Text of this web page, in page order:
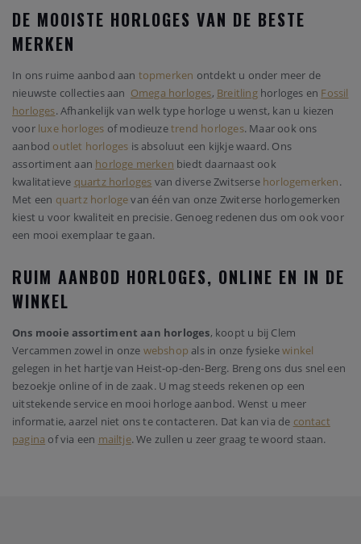
DE MOOISTE HORLOGES VAN DE BESTE
MERKEN
In ons ruime aanbod aan topmerken ontdekt u onder meer de
nieuwste collecties aan Omega horloges, Breitlinghorloges en Fossil
horloges. Afhankelijk van welk type horloge u wenst, kan u kiezen
voor luxe horloges of modieuzetrend horloges. Maar ook ons
aanbod outlet horloges is absoluut een kijkje waard. Ons
assortiment aan horloge merken biedt daarnaast ook
kwalitatieve quartz horloges van diverse Zwitserse horlogemerken.
Met een quartz horlogevan één van onze Zwiterse horlogemerken
kiest u voor kwaliteit en precisie. Genoeg redenen dus om ook voor
een mooi exemplaar te gaan.
RUIM AANBOD HORLOGES, ONLINE EN IN DE
WINKEL
Ons mooie assortiment aan horloges, koopt u bij Clem
Vercammen zowel in onze webshop als in onze fysiekewinkel
gelegen in het hartje van Heist-op-den-Berg. Breng ons dus snel een
bezoekje online of in de zaak. U mag steeds rekenen op een
uitstekende service en mooi horloge aanbod. Wenst u meer
informatie, aarzel niet ons te contacteren. Dat kan via de contact
pagina of via een mailtje. We zullen u zeer graag te woord staan.